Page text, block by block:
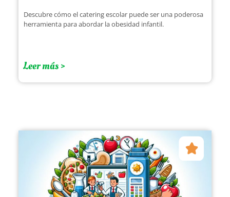
Descubre cómo el catering escolar puede ser una poderosa
herramienta para abordar la obesidad infantil.
Leer más >